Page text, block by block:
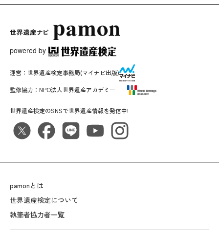
powered by
pamonとは
世界遺産検定について
執筆者協力者一覧
世界遺産検定のSNSで世界遺産情報を発信中!
運営： 世界遺産検定事務局(マイナビ出版)
監修協力： NPO法人世界遺産アカデミー